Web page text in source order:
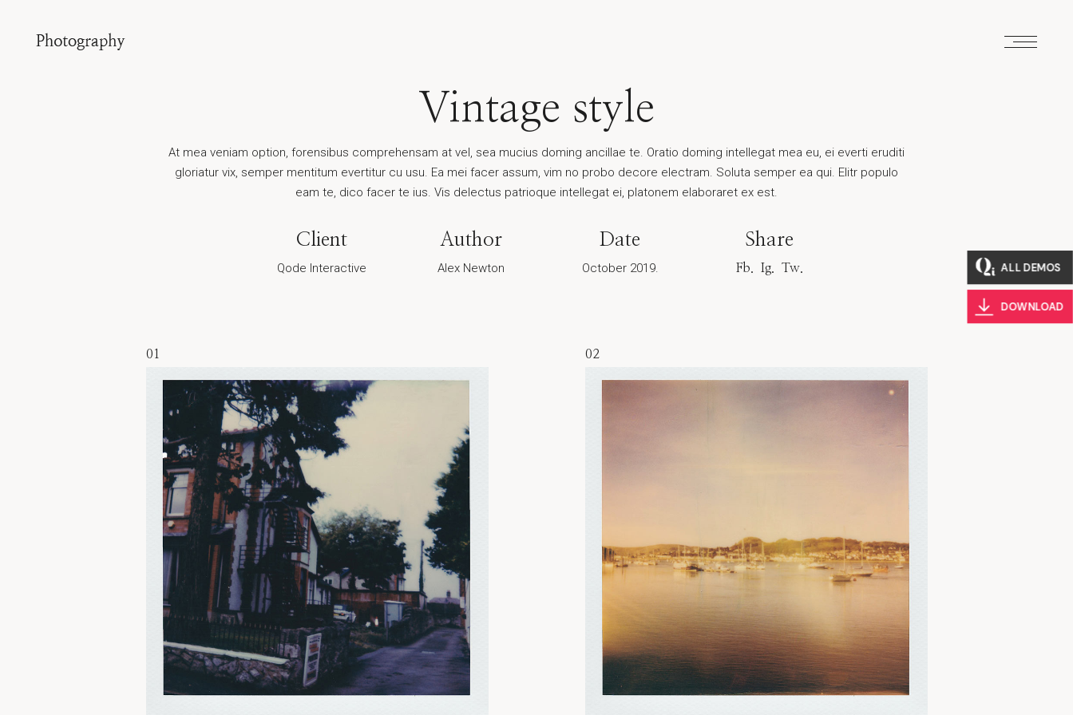
ALL DEMOS
DOWNLOAD
Vintage style
At mea veniam option, forensibus comprehensam at vel, sea mucius doming ancillae te. Oratio doming intellegat mea eu, ei everti eruditi
gloriatur vix, semper mentitum evertitur cu usu. Ea mei facer assum, vim no probo decore electram. Soluta semper ea qui. Elitr populo
eam te, dico facer te ius. Vis delectus patrioque intellegat ei, platonem elaboraret ex est.
Client
Qode Interactive
Author
Alex Newton
Date
October 2019.
Share
Fb. Ig. Tw.
01 02